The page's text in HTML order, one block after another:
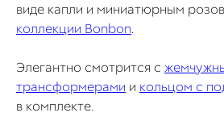
виде капли и миниатюрным
коллекции Bonbon.
Элегантно смотрится с
трансформерами и кольцом с
в комплекте.